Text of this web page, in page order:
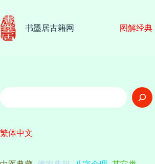
至
内
容
书墨居古籍网 图解经典
搜
索
繁体中文